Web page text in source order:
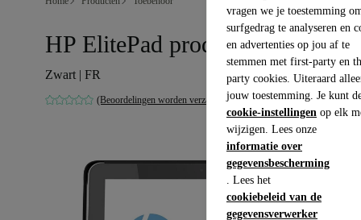
vragen we je toestemming
surfgedrag te analyseren en
en advertenties op jou af te
stemmen met first-party en
party cookies. Uiteraard
jouw toestemming. Je kunt
cookie-instellingen op elk
wijzigen. Lees onze
informatie over
gegevensbescherming
. Lees het
cookiebeleid van de
gegevensverwerker
HP ElitePad productiviteitscover
Zwart | FR
(Beoordelingen worden verzameld)